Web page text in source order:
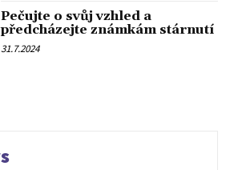
Pečujte o svůj vzhled a
předcházejte známkám stárnutí
31.7.2024